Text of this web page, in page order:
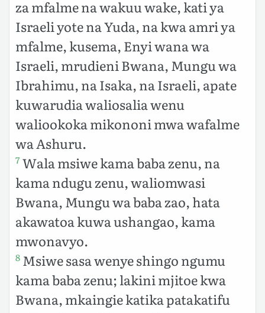
za mfalme na wakuu wake, kati ya
Israeli yote na Yuda, na kwa amri ya
mfalme, kusema, Enyi wana wa
Israeli, mrudieni Bwana, Mungu wa
Ibrahimu, na Isaka, na Israeli, apate
kuwarudia waliosalia wenu
waliookoka mikononi mwa wafalme
wa Ashuru.
7Wala msiwe kama baba zenu, na
kama ndugu zenu, waliomwasi
Bwana, Mungu wa baba zao, hata
akawatoa kuwa ushangao, kama
mwonavyo.
8 Msiwe sasa wenye shingo ngumu
kama baba zenu; lakini mjitoe kwa
Bwana, mkaingie katika patakatifu